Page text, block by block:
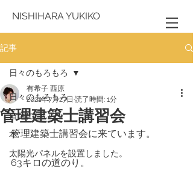
NISHIHARA YUKIKO
記事
日々のもろもろ
自宅について
本
太陽光パネルを設置しました。
日々のもろもろ
管理建築士講習会
有希子 西原
2021年7月27日 読了時間: 1分
管理建築士講習会に来ています。
63キロの道のり。